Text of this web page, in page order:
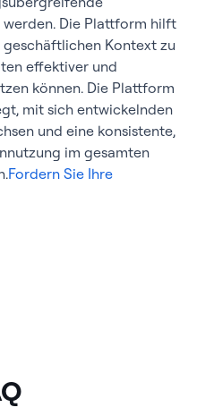
Die Plattform hilft
Kontext zu
effektiver und
können. Die Plattform
mit sich entwickelnden
und eine konsistente,
im gesamten
Fordern Sie Ihre